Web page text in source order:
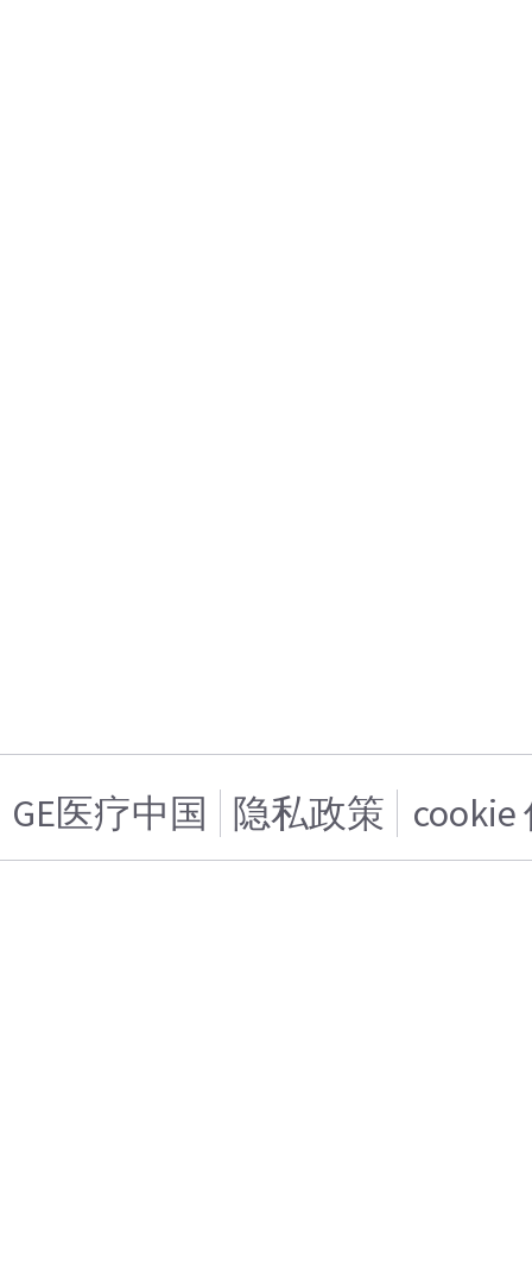
GE医疗中国 隐私政策 cookie